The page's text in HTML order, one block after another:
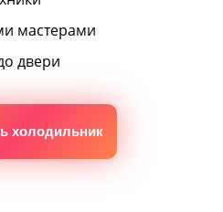
мастерами
двери
холодильник